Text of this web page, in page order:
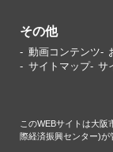
その他
動画コンテンツ
サイトマップ
サ
このWEBサイトは大阪
際経済振興センター)が